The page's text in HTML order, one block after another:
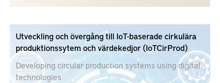
Utveckling och övergång till IoT-baserade cirkulära
produktionssytem och värdekedjor (IoTCirProd)
Developing circular production systems using digital
technologies